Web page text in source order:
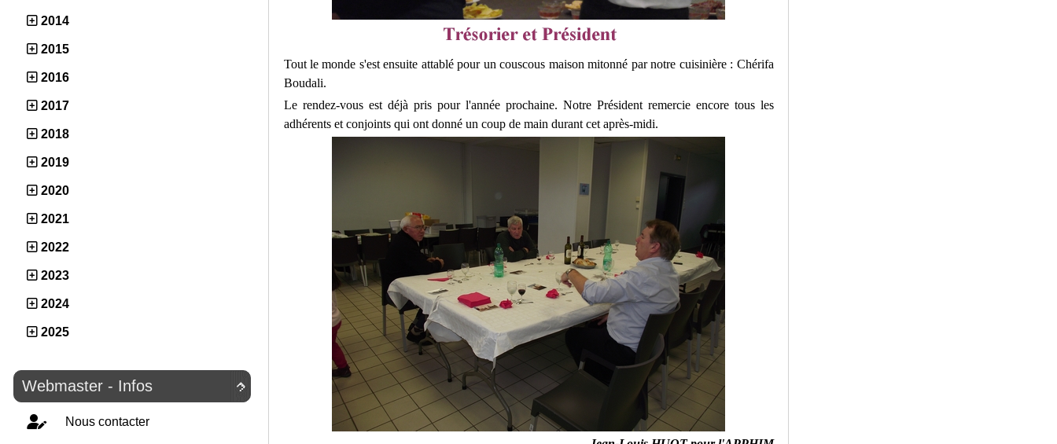
2014
2015
2016
2017
2018
2019
2020
2021
2022
2023
2024
2025

Webmaster - Infos
Nous contacter
Tout le monde s'est ensuite attablé pour un couscous maison mitonné par notre cuisinière : Chérifa
Boudali.
Le rendez-vous est déjà pris pour l'année prochaine. Notre Président remercie encore tous les
adhérents et conjoints qui ont donné un coup de main durant cet après-midi.